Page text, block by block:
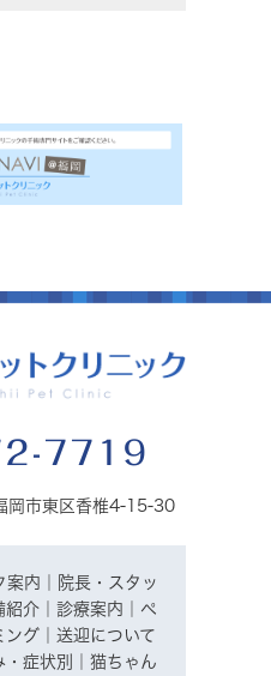
7719
岡市東区香椎4-15-30
案内
院長・スタッ
紹介 診療案内
ペ
ング
送迎について
症状別 猫ちゃん